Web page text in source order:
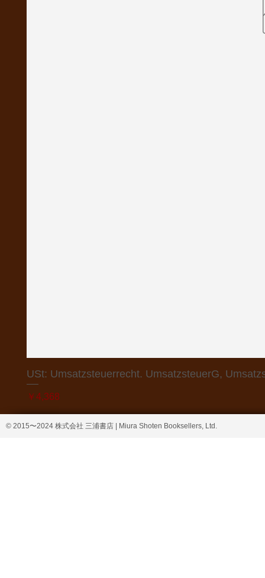
USt: Umsatzsteuerrecht. UmsatzsteuerG,
価格
￥4,368
© 2015〜2024 株式会社 三浦書店 | Miura Shoten Booksellers, Ltd.